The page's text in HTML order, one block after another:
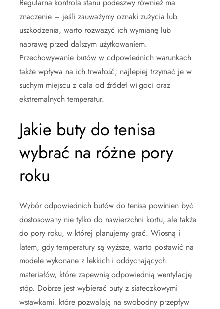
Regularna kontrola stanu podeszwy również ma
znaczenie – jeśli zauważymy oznaki zużycia lub
uszkodzenia, warto rozważyć ich wymianę lub
naprawę przed dalszym użytkowaniem.
Przechowywanie butów w odpowiednich warunkach
także wpływa na ich trwałość; najlepiej trzymać je w
suchym miejscu z dala od źródeł wilgoci oraz
ekstremalnych temperatur.
Jakie buty do tenisa
wybrać na różne pory
roku
Wybór odpowiednich butów do tenisa powinien być
dostosowany nie tylko do nawierzchni kortu, ale także
do pory roku, w której planujemy grać. Wiosną i
latem, gdy temperatury są wyższe, warto postawić na
modele wykonane z lekkich i oddychających
materiałów, które zapewnią odpowiednią wentylację
stóp. Dobrze jest wybierać buty z siateczkowymi
wstawkami, które pozwalają na swobodny przepływ